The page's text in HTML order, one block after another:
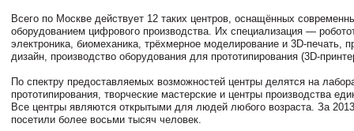
Всего по Москве действует 12 таких центров, оснащённых
оборудованием цифрового производства. Их специализация —
электроника, биомеханика, трёхмерное моделирование и 3D-печать,
дизайн, производство оборудования для прототипирования (3D-
По спектру предоставляемых возможностей центры делятся на
прототипирования, творческие мастерские и центры производства
Все центры являются открытыми для людей любого возраста. За
посетили более восьми тысяч человек.